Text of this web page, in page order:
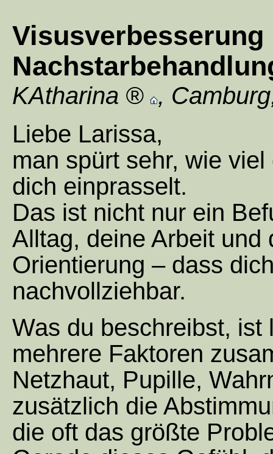
Visusverbesserung
KAtharina , Camburg
Liebe Larissa,
man spürt sehr, wie
dich einprasselt.
Das ist nicht nur ein
Alltag, deine Arbeit und
Orientierung – dass
nachvollziehbar.
Was du beschreibst, ist
mehrere Faktoren
Netzhaut, Pupille,
zusätzlich die
die oft das größte